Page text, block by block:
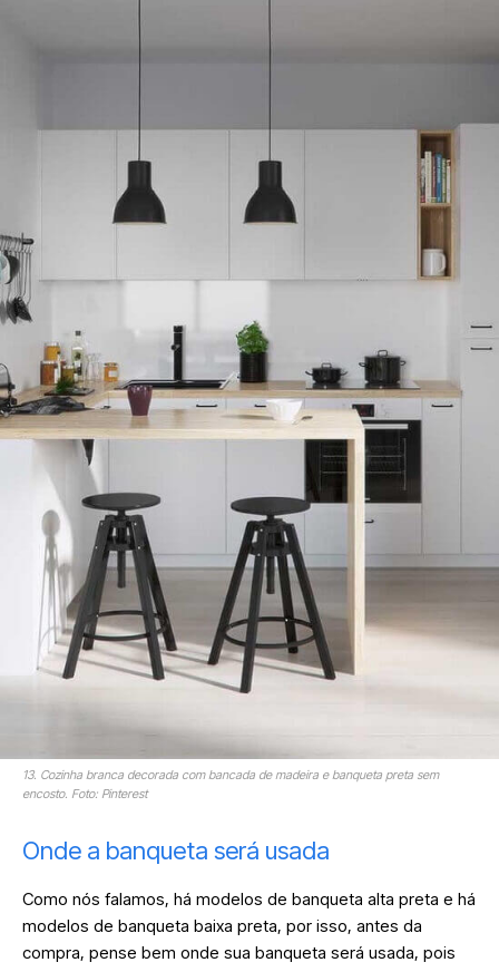
13. Cozinha branca decorada com bancada de madeira e banqueta preta sem
encosto. Foto: Pinterest
Onde a banqueta será usada
Como nós falamos, há modelos de banqueta alta preta e há
modelos de banqueta baixa preta, por isso, antes da
compra, pense bem onde sua banqueta será usada, pois